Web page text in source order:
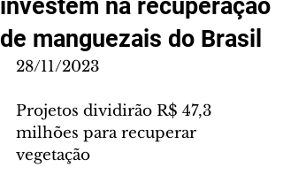
investem na recuperação
de manguezais do Brasil
28/11/2023
Projetos dividirão R$ 47,3
milhões para recuperar
vegetação